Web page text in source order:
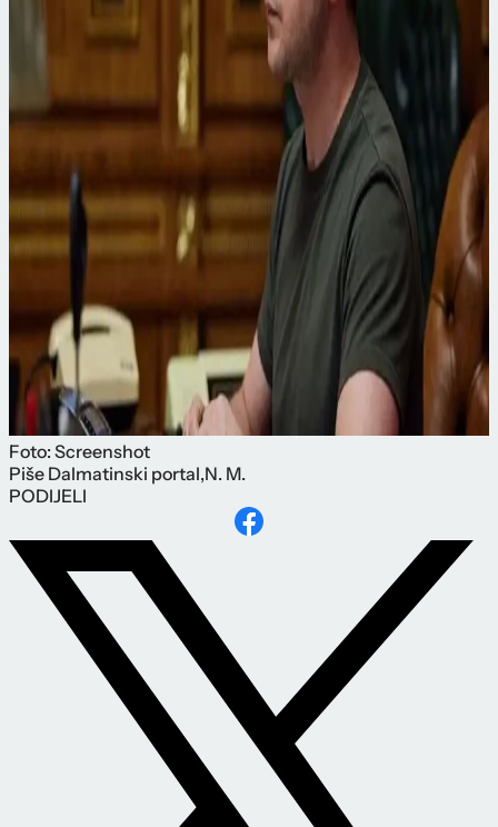
Foto: Screenshot
Piše Dalmatinski portal,N. M.
PODIJELI